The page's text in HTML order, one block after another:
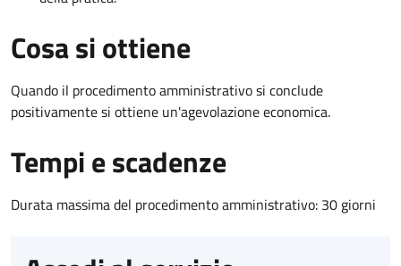
Cosa si ottiene
Quando il procedimento amministrativo si conclude
positivamente si ottiene un'agevolazione economica.
Tempi e scadenze
Durata massima del procedimento amministrativo: 30 giorni